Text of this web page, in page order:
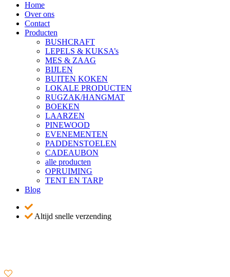
Home
Over ons
Contact
Producten
BUSHCRAFT
LEPELS & KUKSA’s
MES & ZAAG
BIJLEN
BUITEN KOKEN
LOKALE PRODUCTEN
RUGZAK/HANGMAT
BOEKEN
LAARZEN
PINEWOOD
EVENEMENTEN
PADDENSTOELEN
CADEAUBON
alle producten
OPRUIMING
TENT EN TARP
Blog
Altijd snelle verzending